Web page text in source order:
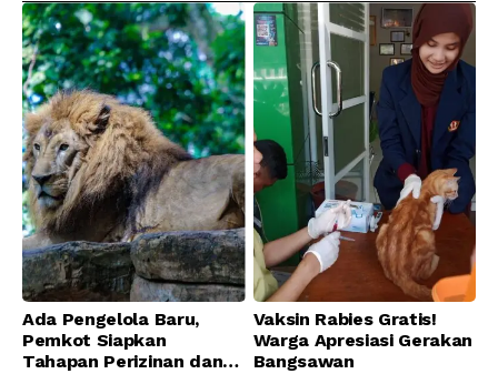
Ada Pengelola Baru,
Pemkot Siapkan
Tahapan Perizinan dan
Vaksin Rabies Gratis!
Warga Apresiasi Gerakan
Bangsawan